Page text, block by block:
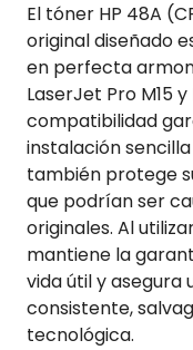
El tóner HP 48A
original diseñado
en perfecta
LaserJet Pro M15
compatibilidad
instalación
también protege
que podrían ser
originales. Al
mantiene la
vida útil y
consistente,
tecnológica.